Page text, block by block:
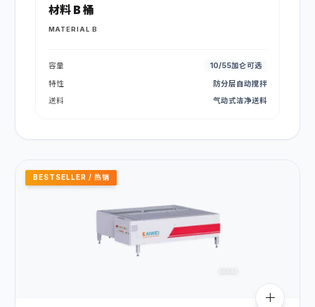
材料 B 桶
MATERIAL B
容量 10/55加仑可选
特性
防分层自动搅拌
送料
气动式洁净送料
BESTSELLER / 热销